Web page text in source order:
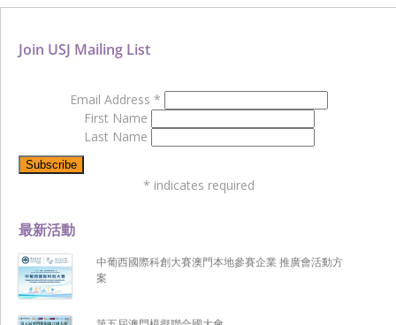
最新活動
中葡西國際科創大賽澳門本地參賽企業 推廣會活動方
案
Join USJ Mailing List
Email Address *
First Name
Last Name
* indicates required